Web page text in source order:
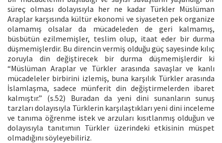
süreç olması dolayısıyla her ne kadar Türkler Müslüman
Araplar karşısında kültür ekonomi ve siyaseten pek organize
olamamış olsalar da mücadeleden de geri kalmamış,
büsbütün ezilmemişler, teslim olup, itaat eder bir durma
düşmemişlerdir. Bu direncin vermiş olduğu güç sayesinde kılıç
zoruyla din değiştirecek bir durma düşmemişlerdir ki
“Müslüman Araplar ve Türkler arasında savaşlar ve kanlı
mücadeleler birbirini izlemiş, buna karşılık Türkler arasında
İslamlaşma, sadece münferit din değiştirmelerden ibaret
kalmıştır.” (s.52) Buradan da yeni dini sunanların sunuş
tarzları dolayısıyla Türklerin karşılaştıkları yeni dini inceleme
ve tanıma öğrenme istek ve arzuları kısıtlanmış olduğun ve
dolayısıyla tanıtımın Türkler üzerindeki etkisinin müspet
olmadığını söyleyebiliriz.